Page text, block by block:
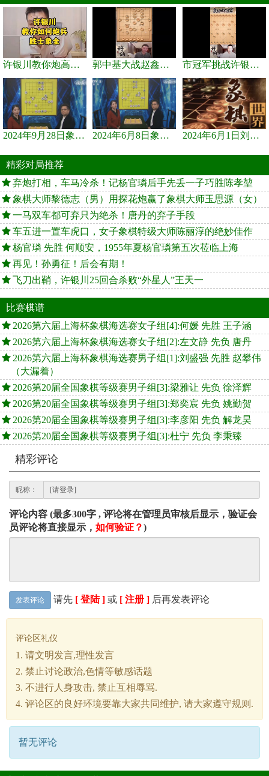
许银川教你炮高兵士象全如何赢士象全，简单四步即可 郭中基大战赵鑫鑫，许银川激情讲解 市冠军挑战许银川，急进中兵变化真激烈！
2024年9月28日象棋世界栏目，刘君、蒋川讲解了第九届杨官璘杯象棋... 2024年6月8日象棋世界，刘君、蒋川讲解了第九届杨官璘杯全国象棋... 2024年6月1日刘君、蒋川讲解第三届上海杯象棋大师赛谢靖与李少庚...
精彩对局推荐
弃炮打相，车马冷杀！记杨官璘后手先丢一子巧胜陈孝堃
象棋大师黎德志（男）用探花炮赢了象棋大师玉思源（女）
一马双车都可弃只为绝杀！唐丹的弃子手段
车五进一置车虎口，女子象棋特级大师陈丽淳的绝妙佳作
杨官璘 先胜 何顺安，1955年夏杨官璘第五次莅临上海
再见！孙勇征！后会有期！
飞刀出鞘，许银川25回合杀败“外星人”王天一
比赛棋谱
2026第六届上海杯象棋海选赛女子组[4]:何媛 先胜 王子涵
2026第六届上海杯象棋海选赛女子组[2]:左文静 先负 唐丹
2026第六届上海杯象棋海选赛男子组[1]:刘盛强 先胜 赵攀伟
（大漏着）
2026第20届全国象棋等级赛男子组[3]:梁雅让 先负 徐泽辉
2026第20届全国象棋等级赛男子组[3]:郑奕宸 先负 姚勤贺
2026第20届全国象棋等级赛男子组[3]:李彦阳 先负 解龙昊
2026第20届全国象棋等级赛男子组[3]:杜宁 先负 李秉臻
精彩评论
昵称：
评论内容 (最多300字 , 评论将在管理员审核后显示，验证会
员评论将直接显示， 如何验证？)
发表评论 请先 [ 登陆 ] 或 [ 注册 ] 后再发表评论
评论区礼仪
1. 请文明发言,理性发言
2. 禁止讨论政治,色情等敏感话题
3. 不进行人身攻击, 禁止互相辱骂.
4. 评论区的良好环境要靠大家共同维护, 请大家遵守规则.
暂无评论